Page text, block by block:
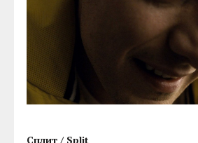
Сплит / Split